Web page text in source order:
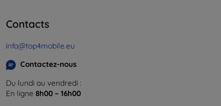
Contacts
info@top4mobile.eu
Contactez-nous
Du lundi au vendredi :
En ligne 8h00 – 16h00